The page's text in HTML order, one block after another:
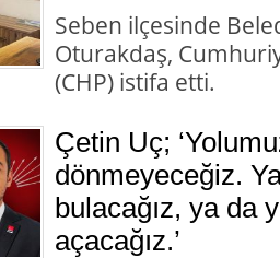
Seben ilçesinde
Oturakdaş,
(CHP) istifa etti.
Çetin Uç;
dönmeyeceğiz.
bulacağız, ya da
açacağız.’